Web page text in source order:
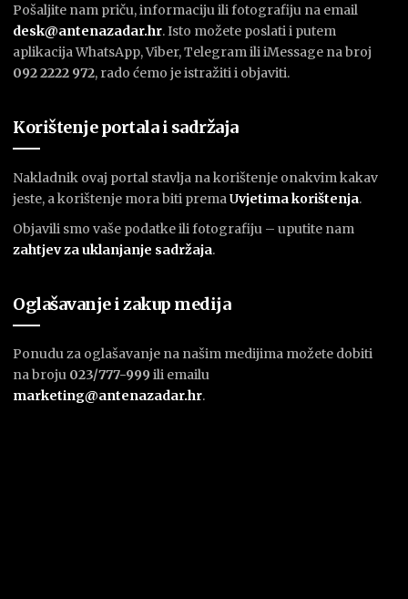
Pošaljite nam priču, informaciju ili fotografiju na email
desk@antenazadar.hr. Isto možete poslati i putem
aplikacija WhatsApp, Viber, Telegram ili iMessage na broj
092 2222 972, rado ćemo je istražiti i objaviti.
Korištenje portala i sadržaja
Nakladnik ovaj portal stavlja na korištenje onakvim kakav
jeste, a korištenje mora biti premaUvjetima korištenja.
Objavili smo vaše podatke ili fotografiju – uputite nam
zahtjev za uklanjanje sadržaja.
Oglašavanje i zakup medija
Ponudu za oglašavanje na našim medijima možete dobiti
na broju 023/777-999 ili emailu
marketing@antenazadar.hr.